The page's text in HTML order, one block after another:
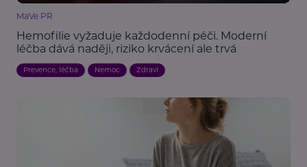
MaVe PR
Hemofilie vyžaduje každodenní péči. Moderní
léčba dává naději, riziko krvácení ale trvá
Prevence, léčba Nemoc Zdraví